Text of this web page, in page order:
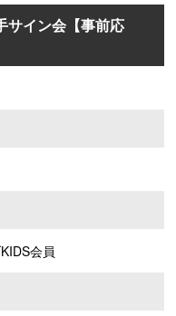
イン会【事前応
会員